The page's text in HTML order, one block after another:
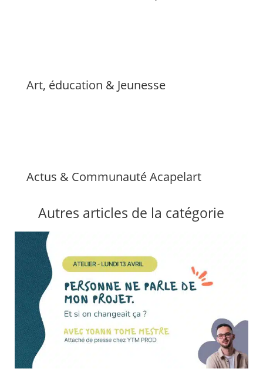
Art, éducation & Jeunesse
Actus & Communauté Acapelart
Autres articles de la catégorie